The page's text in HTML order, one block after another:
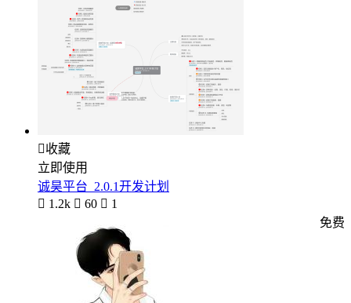
收藏
立即使用
诚昊平台_2.0.1开发计划
 1.2k  60  1
免费